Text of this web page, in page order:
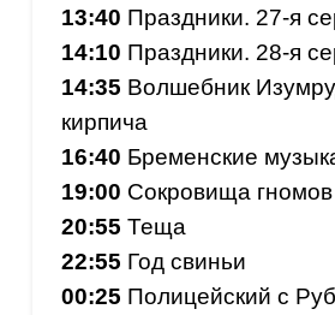
13:40 Праздники. 27-я
14:10 Праздники. 28-я
14:35 Волшебник
кирпича
16:40 Бременские
19:00 Сокровища гномов
20:55 Теща
22:55 Год свиньи
00:25 Полицейский с